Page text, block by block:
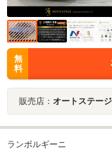
無
料
販売店： オートステー
ランボルギーニ